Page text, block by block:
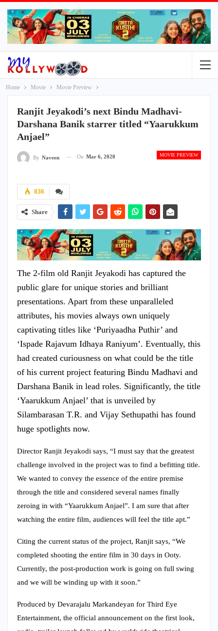
Home Movie Movie Preview
Ranjit Jeyakodi’s next Bindu Madhavi-
Darshana Banik starrer titled “Yaarukkum
Anjael”
MOVIE PREVIEW
By Naveen On Mar 6, 2020
836
Share
The 2-film old Ranjit Jeyakodi has captured the
public glare for unique stories and brilliant
presentations. Apart from these unparalleled
attributes, his movies always own uniquely
captivating titles like ‘Puriyaadha Puthir’ and
‘Ispade Rajavum Idhaya Raniyum’. Eventually, this
had created curiousness on what could be the title
of his current project featuring Bindu Madhavi and
Darshana Banik in lead roles. Significantly, the title
‘Yaarukkum Anjael’ that is unveiled by
Silambarasan T.R. and Vijay Sethupathi has found
huge spotlights now.
Director Ranjit Jeyakodi says, “I must say that the greatest
challenge involved in the project was to find a befitting title.
We wanted to convey the essence of the entire premise
through the title and considered several names finally
zeroing in with “Yaarukkum Anjael”. I am sure that after
watching the entire film, audiences will feel the title apt.”
Citing the current status of the project, Ranjit says, “We
completed shooting the entire film in 30 days in Ooty.
Currently, the post-production work is going on full swing
and we will be winding up with it soon.”
Produced by Devarajalu Markandeyan for Third Eye
Entertainment, the official announcement on the first look,